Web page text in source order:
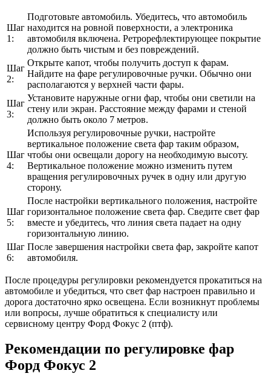
Шаг
1:
Подготовьте автомобиль. Убедитесь, что автомобиль
находится на ровной поверхности, а электроника
автомобиля включена. Ретрорефлектирующее покрытие
должно быть чистым и без повреждений.
Шаг
2:
Открыте капот, чтобы получить доступ к фарам.
Найдите на фаре регулировочные ручки. Обычно они
располагаются у верхней части фары.
Шаг
3:
Установите наружные огни фар, чтобы они светили на
стену или экран. Расстояние между фарами и стеной
должно быть около 7 метров.
Шаг
4:
Используя регулировочные ручки, настройте
вертикальное положение света фар таким образом,
чтобы они освещали дорогу на необходимую высоту.
Вертикальное положение можно изменить путем
вращения регулировочных ручек в одну или другую
сторону.
Шаг
5:
После настройки вертикального положения, настройте
горизонтальное положение света фар. Сведите свет фар
вместе и убедитесь, что линия света падает на одну
горизонтальную линию.
Шаг
6:
После завершения настройки света фар, закройте капот
автомобиля.
После процедуры регулировки рекомендуется прокатиться на
автомобиле и убедиться, что свет фар настроен правильно и
дорога достаточно ярко освещена. Если возникнут проблемы
или вопросы, лучше обратиться к специалисту или
сервисному центру Форд Фокус 2 (птф).
Рекомендации по регулировке фар
Форд Фокус 2